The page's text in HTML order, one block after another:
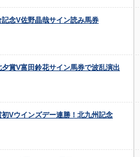
念V佐野晶哉サイン読み馬券
賞V富田鈴花サイン馬券で波乱演出
Vウインズデー連勝！北九州記念